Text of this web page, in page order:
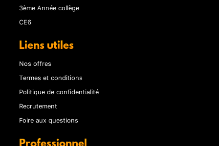
3ème Année collège
CE6
Liens utiles
Nos offres
Termes et conditions
Politique de confidentialité
Recrutement
Foire aux questions